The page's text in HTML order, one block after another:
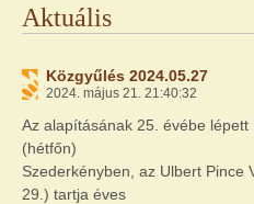
Aktuális
Közgyűlés 2024.05.27
2024. május 21. 21:40:32
Az alapításának 25. évébe
(hétfőn)
Szederkényben, az Ulbert Pince
29.) tartja éves